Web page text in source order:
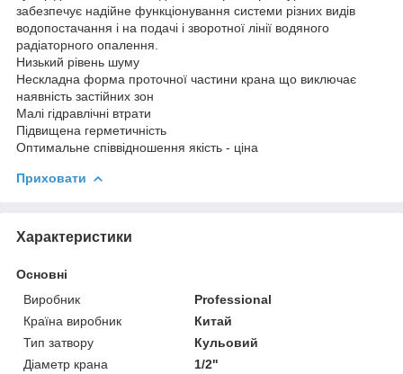
забезпечує надійне функціонування системи різних видів
водопостачання і на подачі і зворотної лінії водяного
радіаторного опалення.
Низький рівень шуму
Нескладна форма проточної частини крана що виключає
наявність застійних зон
Малі гідравлічні втрати
Підвищена герметичність
Оптимальне співвідношення якість - ціна
Приховати
Характеристики
Основні
Виробник
Professional
Країна виробник
Китай
Тип затвору
Кульовий
Діаметр крана
1/2"